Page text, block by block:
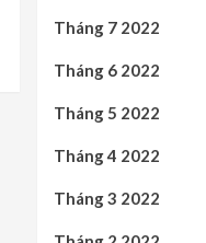
Tháng 7 2022
Tháng 6 2022
Tháng 5 2022
Tháng 4 2022
Tháng 3 2022